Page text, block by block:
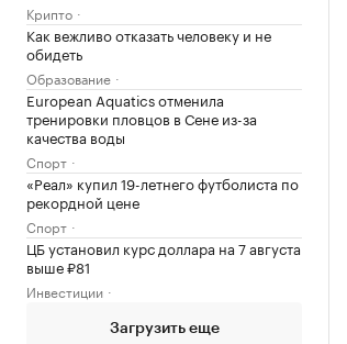
Крипто
Как вежливо отказать человеку и не
обидеть
Образование
European Aquatics отменила
тренировки пловцов в Сене из-за
качества воды
Спорт
«Реал» купил 19-летнего футболиста по
рекордной цене
Спорт
ЦБ установил курс доллара на 7 августа
выше ₽81
Инвестиции
Загрузить еще